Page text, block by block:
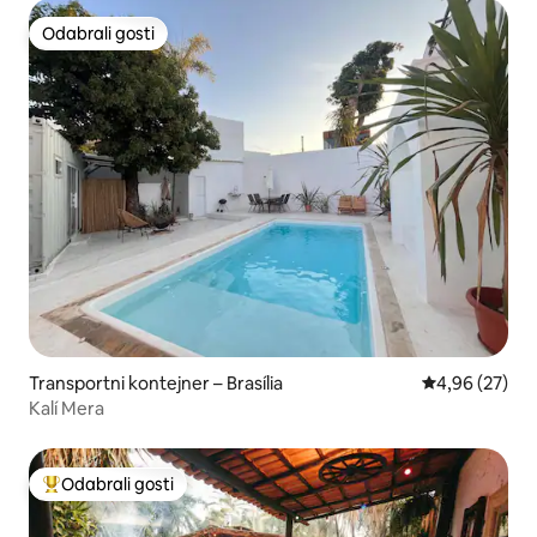
Odabrali gosti
Odabrali gosti
Transportni kontejner – Brasília Prosječna
4,96 (27)
Kalí Mera
Među najviše rangiranima s oznakom „Odabrali gosti”
Odabrali gosti